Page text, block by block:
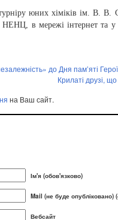
юних хіміків ім. В. В.
в мережі інтернет та у
до Дня пам’яті
Крилаті друзі,
на Ваш сайт.
Ім'я (обов'язково)
Mail (не буде опубліковано)
Вебсайт